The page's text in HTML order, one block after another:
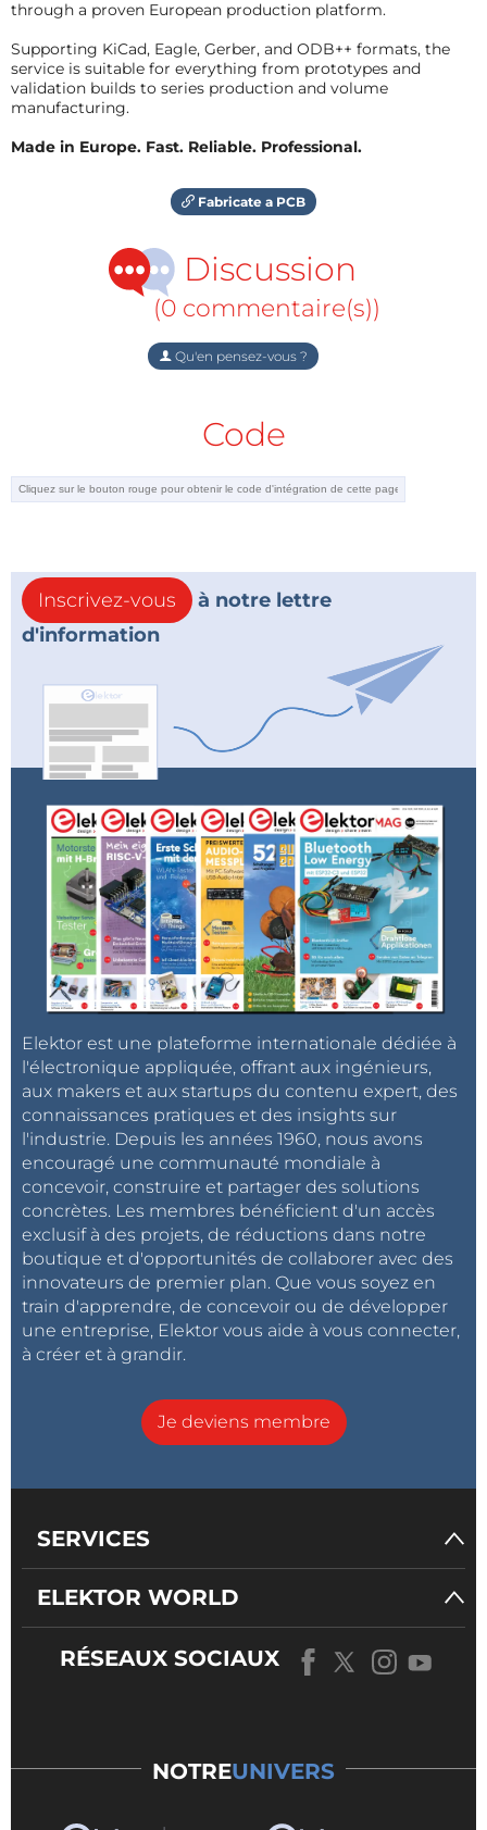
through a proven European production platform.
Supporting KiCad, Eagle, Gerber, and ODB++ formats, the
service is suitable for everything from prototypes and
validation builds to series production and volume
manufacturing.
Made in Europe. Fast. Reliable. Professional.
Fabricate a PCB
Discussion
(0 commentaire(s))
Qu'en pensez-vous ?
Code
Inscrivez-vous
à notre lettre
d'information
Elektor est une plateforme internationale dédiée à
l'électronique appliquée, offrant aux ingénieurs,
aux makers et aux startups du contenu expert, des
connaissances pratiques et des insights sur
l'industrie. Depuis les années 1960, nous avons
encouragé une communauté mondiale à
concevoir, construire et partager des solutions
concrètes. Les membres bénéficient d'un accès
exclusif à des projets, de réductions dans notre
boutique et d'opportunités de collaborer avec des
innovateurs de premier plan. Que vous soyez en
train d'apprendre, de concevoir ou de développer
une entreprise, Elektor vous aide à vous connecter,
à créer et à grandir.
Je deviens membre
SERVICES
ELEKTOR WORLD
RÉSEAUX SOCIAUX
NOTREUNIVERS